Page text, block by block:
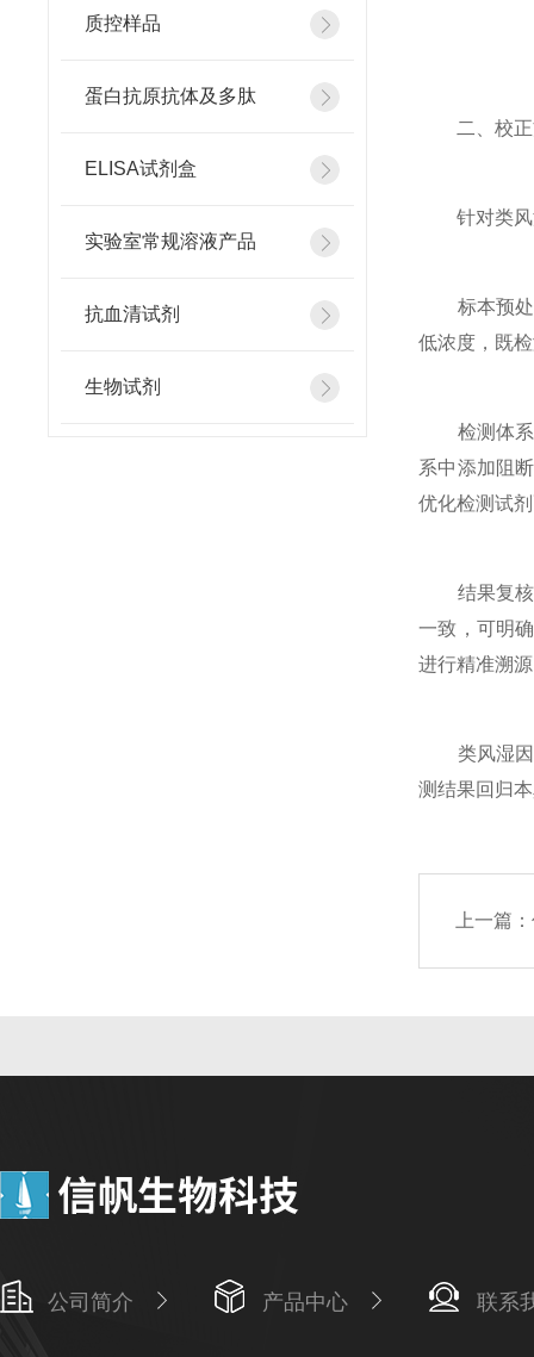
质控样品
蛋白抗原抗体及多肽
ELISA试剂盒
实验室常规溶液产品
抗血清试剂
生物试剂
二、校正
针对类风湿
标本预处理
低浓度，既
检测体系优
系中添加阻
优化检测试
结果复核是
一致，可明
进行精准溯
类风湿因子
测结果回归
上一篇：
公司简介 产品中心 联系